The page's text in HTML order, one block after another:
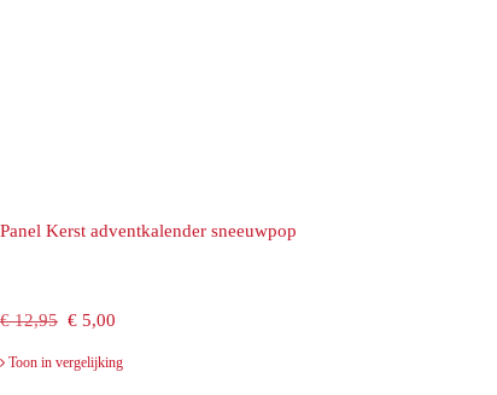
Panel Kerst adventkalender sneeuwpop
€12,95 Oorspronkelijke
prijs
€5,00
prijs
Toon in vergelijking